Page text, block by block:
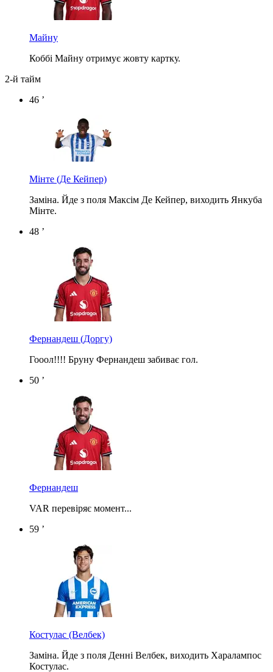
Майну
Коббі Майну отримує жовту картку.
2-й тайм
46 ’
Мінте (Де Кейпер)
Заміна. Йде з поля Максім Де Кейпер, виходить Янкуба
Мінте.
48 ’
Фернандеш (Доргу)
Гооол!!!! Бруну Фернандеш забиває гол.
50 ’
Фернандеш
VAR перевіряє момент...
59 ’
Костулас (Велбек)
Заміна. Йде з поля Денні Велбек, виходить Харалампос
Костулас.